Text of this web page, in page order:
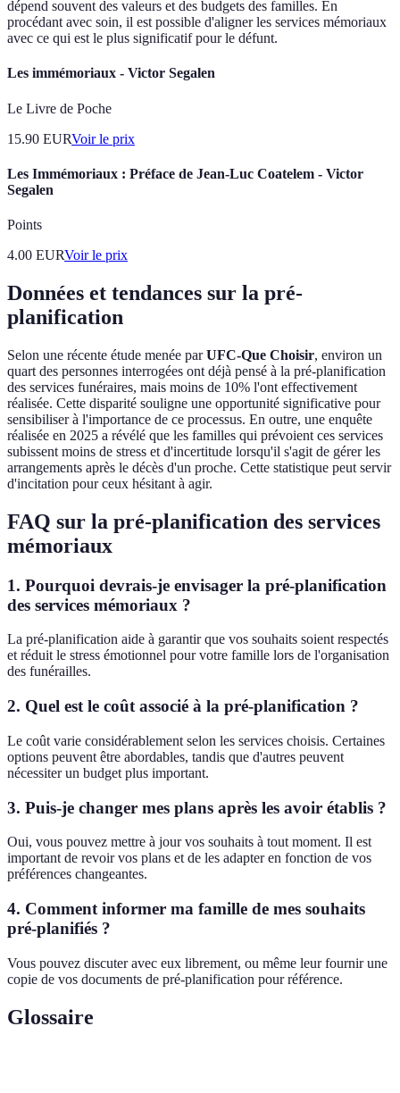
dépend souvent des valeurs et des budgets des familles. En
procédant avec soin, il est possible d'aligner les services mémoriaux
avec ce qui est le plus significatif pour le défunt.
Les immémoriaux - Victor Segalen
Le Livre de Poche
15.90 EURVoir le prix
Les Immémoriaux : Préface de Jean-Luc Coatelem - Victor
Segalen
Points
4.00 EURVoir le prix
Données et tendances sur la pré-
planification
Selon une récente étude menée parUFC-Que Choisir, environ un
quart des personnes interrogées ont déjà pensé à la pré-planification
des services funéraires, mais moins de 10% l'ont effectivement
réalisée. Cette disparité souligne une opportunité significative pour
sensibiliser à l'importance de ce processus. En outre, une enquête
réalisée en 2025 a révélé que les familles qui prévoient ces services
subissent moins de stress et d'incertitude lorsqu'il s'agit de gérer les
arrangements après le décès d'un proche. Cette statistique peut servir
d'incitation pour ceux hésitant à agir.
FAQ sur la pré-planification des services
mémoriaux
1. Pourquoi devrais-je envisager la pré-planification
des services mémoriaux ?
La pré-planification aide à garantir que vos souhaits soient respectés
et réduit le stress émotionnel pour votre famille lors de l'organisation
des funérailles.
2. Quel est le coût associé à la pré-planification ?
Le coût varie considérablement selon les services choisis. Certaines
options peuvent être abordables, tandis que d'autres peuvent
nécessiter un budget plus important.
3. Puis-je changer mes plans après les avoir établis ?
Oui, vous pouvez mettre à jour vos souhaits à tout moment. Il est
important de revoir vos plans et de les adapter en fonction de vos
préférences changeantes.
4. Comment informer ma famille de mes souhaits
pré-planifiés ?
Vous pouvez discuter avec eux librement, ou même leur fournir une
copie de vos documents de pré-planification pour référence.
Glossaire